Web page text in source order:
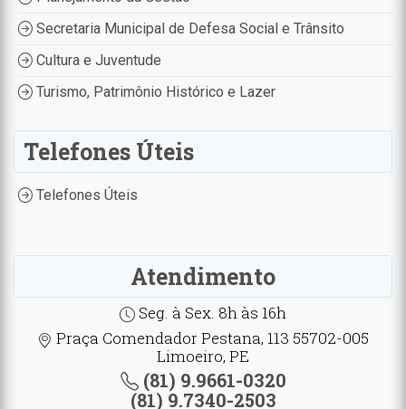
Secretaria Municipal de Defesa Social e Trânsito
Cultura e Juventude
Turismo, Patrimônio Histórico e Lazer
Telefones Úteis
Telefones Úteis
Atendimento
Seg. à Sex. 8h às 16h
Praça Comendador Pestana, 113 55702-005
Limoeiro, PE
(81) 9.9661-0320
(81) 9.7340-2503